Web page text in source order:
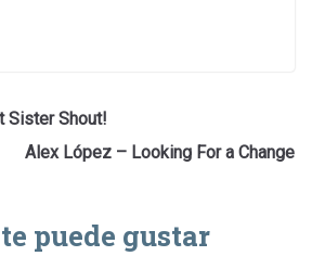
Sister Shout!
Alex López – Looking For a Change
puede gustar